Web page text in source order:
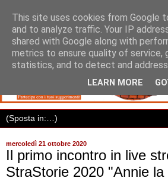
mercoledì 21 ottobre 2020
Il primo incontro in live
StraStorie 2020 "Annie
This site uses cookies from Google
and to analyze traffic. Your IP
shared with Google along with
metrics to ensure quality of service,
statistics, and to detect and address
LEARN MORE